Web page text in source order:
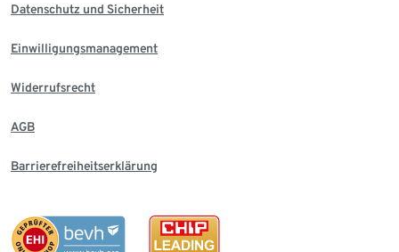
Datenschutz und Sicherheit
Einwilligungsmanagement
Widerrufsrecht
AGB
Barrierefreiheitserklärung